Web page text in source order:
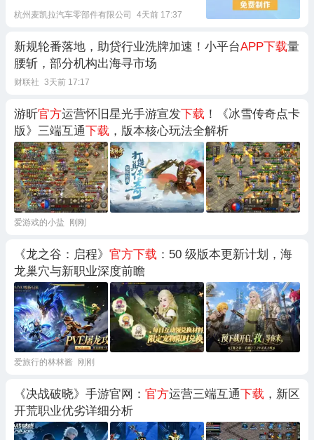
杭州麦凯拉汽车零部件有限公司 4天前 17:37
新规轮番落地，助贷行业洗牌加速！小平台APP下载量
腰斩，部分机构出海寻市场
财联社 3天前 17:17
游昕官方运营怀旧星光手游宣发下载 ！《冰雪传奇点卡
版》三端互通下载 ，版本核心玩法全解析
爱游戏的小盐 刚刚
《龙之谷：启程》 官方下载 ：50 级版本更新计划，海
龙巢穴与新职业深度前瞻
爱旅行的林林酱 刚刚
《决战破晓》手游官网： 官方运营三端互通下载 ，新区
开荒职业优劣详细分析